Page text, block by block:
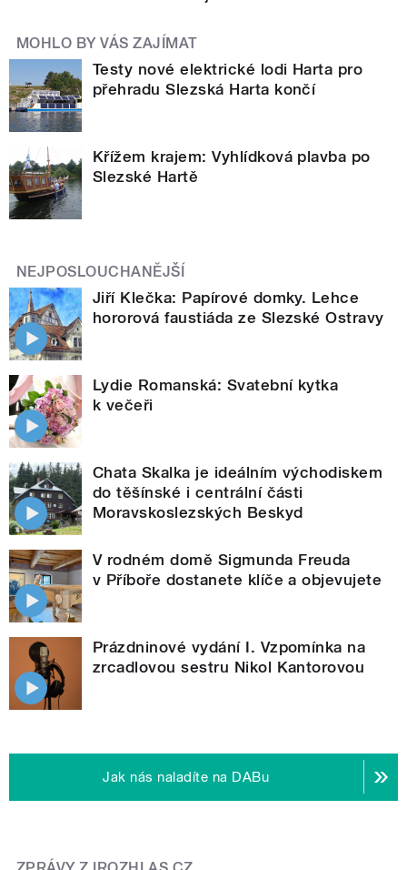
MOHLO BY VÁS ZAJÍMAT
Testy nové elektrické lodi Harta pro
přehradu Slezská Harta končí
Křížem krajem: Vyhlídková plavba po
Slezské Hartě
NEJPOSLOUCHANĚJŠÍ
Jiří Klečka: Papírové domky. Lehce
hororová faustiáda ze Slezské Ostravy
Lydie Romanská: Svatební kytka
k večeři
Chata Skalka je ideálním východiskem
do těšínské i centrální části
Moravskoslezských Beskyd
V rodném domě Sigmunda Freuda
v Příboře dostanete klíče a objevujete
Prázdninové vydání I. Vzpomínka na
zrcadlovou sestru Nikol Kantorovou
Jak nás naladíte na DABu